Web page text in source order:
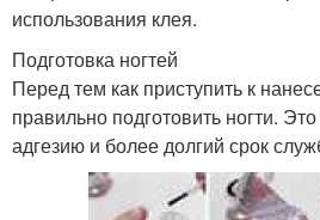
использования клея.
Подготовка ногтей
Перед тем как приступить к
правильно подготовить ногти.
адгезию и более долгий срок